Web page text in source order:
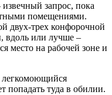
извечный запрос, пока
помещениями.
двух-трех конфорочной
вдоль или лучше –
место на рабочей зоне и
легкомоющийся
попадать туда в обилии.